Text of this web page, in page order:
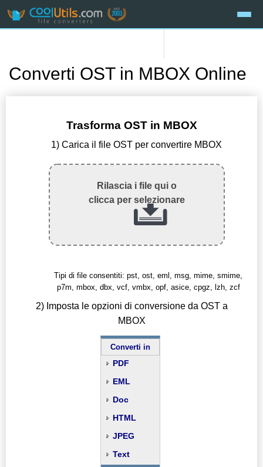
Converti OST in MBOX Online
Trasforma OST in MBOX
1) Carica il file OST per convertire MBOX
Rilascia i file qui o
clicca per selezionare
Tipi di file consentiti: pst, ost, eml, msg, mime, smime,
p7m, mbox, dbx, vcf, vmbx, opf, asice, cpgz, lzh, zcf
2) Imposta le opzioni di conversione da OST a
MBOX
Converti in
PDF
EML
Doc
HTML
JPEG
Text